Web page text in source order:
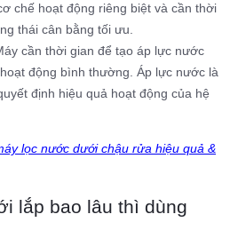
chế hoạt động riêng biệt và cần thời
thái cân bằng tối ưu.
cần thời gian để tạo áp lực nước
động bình thường. Áp lực nước là
định hiệu quả hoạt động của hệ
lọc nước dưới chậu rửa hiệu quả &
lắp bao lâu thì dùng